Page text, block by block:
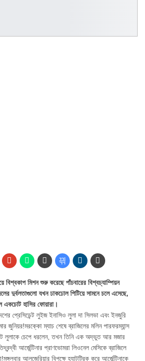
মিশন শুরু করেছে পাঁচবারের বিশ্বচ্যাম্পিয়ন
দুর্বলতাগুলো যখন ঢাকঢোল পিটিয়ে সামনে চলে এসেছে,
একচোট হাসির ফোয়ারা।
প্রেসিডেন্ট লুইজ ইনাসিও লুলা দা সিলভা এবং ইনজুরি
জুনিয়র!মরক্কো ম্যাচ শেষে ব্রাজিলের মলিন পারফরম্যান্স
লুলাকে চেপে ধরলেন, তখন তিনি এক অদ্ভুত আর মজার
আর্জেন্টিনার প্রাণভোমরা লিওনেল মেসিকে ব্রাজিলে
আলজেরিয়ার বিপক্ষে হ্যাটট্রিক করে আর্জেন্টিনাকে